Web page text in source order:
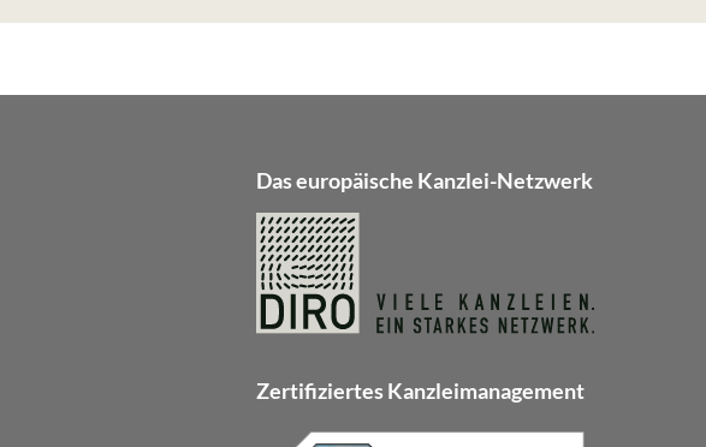
Das europäische Kanzlei-Netzwerk
Zertifiziertes Kanzleimanagement